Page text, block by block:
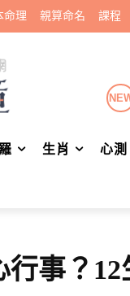
命理 親算命名 課程
生肖 心測
事？12